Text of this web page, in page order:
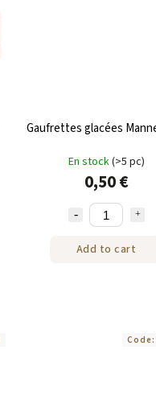
Gaufrettes glacées
En stock(>5 pc)
0,50 €
Add to cart
Code: